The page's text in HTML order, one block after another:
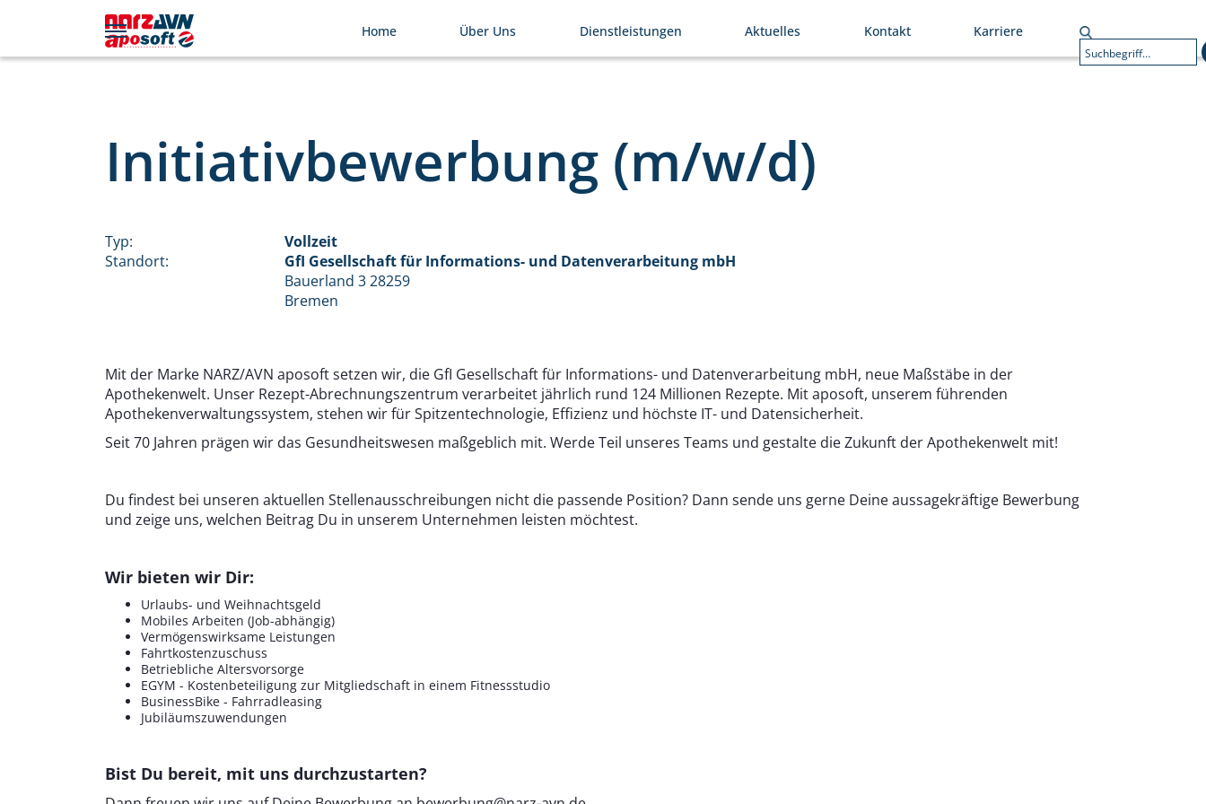
Home Über Uns Dienstleistungen Aktuelles Kontakt Karriere
Initiativbewerbung (m/w/d)
Typ:
Vollzeit
Standort:
GfI Gesellschaft für Informations- und Datenverarbeitung mbH
Bauerland 3 28259
Bremen
Mit der Marke NARZ/AVN aposoft setzen wir, die GfI Gesellschaft für Informations- und Datenverarbeitung mbH, neue Maßstäbe in der
Apothekenwelt. Unser Rezept-Abrechnungszentrum verarbeitet jährlich rund 124 Millionen Rezepte. Mit aposoft, unserem führenden
Apothekenverwaltungssystem, stehen wir für Spitzentechnologie, Effizienz und höchste IT- und Datensicherheit.
Seit 70 Jahren prägen wir das Gesundheitswesen maßgeblich mit. Werde Teil unseres Teams und gestalte die Zukunft der Apothekenwelt mit!
Du findest bei unseren aktuellen Stellenausschreibungen nicht die passende Position? Dann sende uns gerne Deine aussagekräftige Bewerbung
und zeige uns, welchen Beitrag Du in unserem Unternehmen leisten möchtest.
Wir bieten wir Dir:
Urlaubs- und Weihnachtsgeld
Mobiles Arbeiten (Job-abhängig)
Vermögenswirksame Leistungen
Fahrtkostenzuschuss
Betriebliche Altersvorsorge
EGYM - Kostenbeteiligung zur Mitgliedschaft in einem Fitnessstudio
BusinessBike - Fahrradleasing
Jubiläumszuwendungen
Bist Du bereit, mit uns durchzustarten?